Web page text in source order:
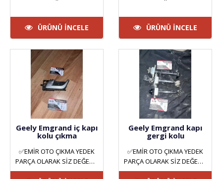
ÜRÜNÜ İNCELE ÜRÜNÜ İNCELE
Geely Emgrand iç kapı
kolu çıkma
✅EMİR OTO ÇIKMA YEDEK
PARÇA OLARAK SİZ DEĞERLİ
MÜŞTERİLERİMİZE HİZMET
Geely Emgrand kapı
gergi kolu
✅EMİR OTO ÇIKMA YEDEK
PARÇA OLARAK SİZ DEĞERLİ
MÜŞTERİLERİMİZE HİZMET